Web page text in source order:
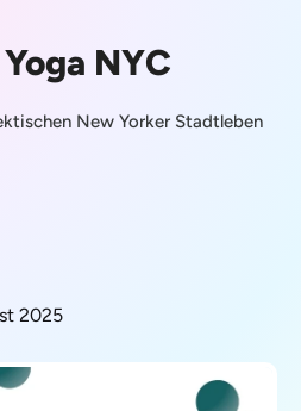
NYC
New Yorker Stadtleben
2025